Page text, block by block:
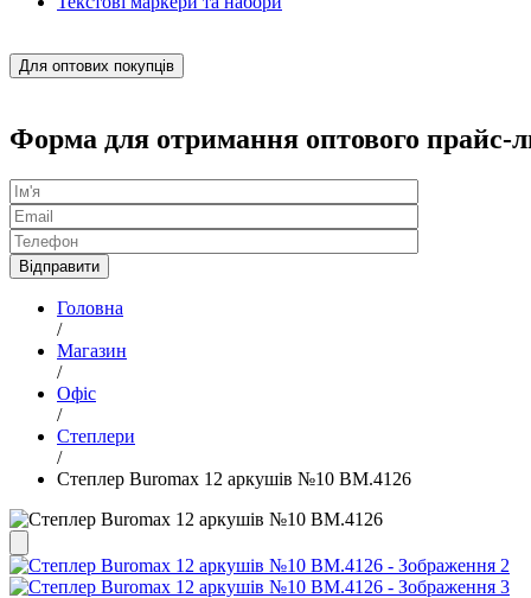
Для оптових покупців
Форма для отримання оптового прайс-
Головна
/
Магазин
/
Офіс
/
Степлери
/
Степлер Buromax 12 аркушів №10 BM.4126